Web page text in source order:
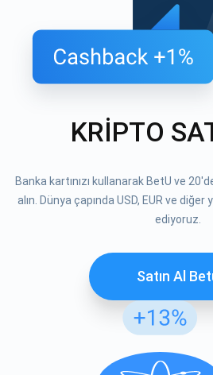
KRİPTO
Banka kartınızı kullanarak BetU ve
alın. Dünya çapında USD, EUR ve
ediyoruz.
Satın Al